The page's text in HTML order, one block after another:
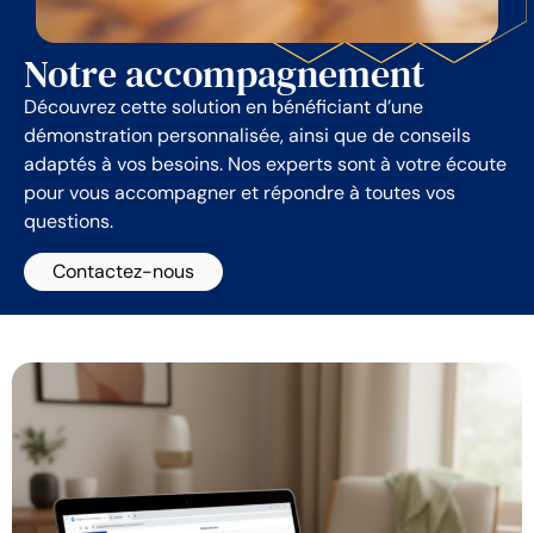
Notre accompagnement
Découvrez cette solution en bénéficiant d’une
démonstration personnalisée, ainsi que de conseils
adaptés à vos besoins. Nos experts sont à votre écoute
pour vous accompagner et répondre à toutes vos
questions.
Contactez-nous